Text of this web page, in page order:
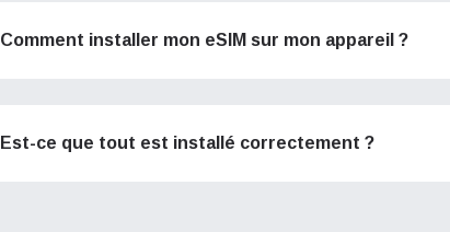
Comment installer mon eSIM sur mon appareil ?
Est-ce que tout est installé correctement ?